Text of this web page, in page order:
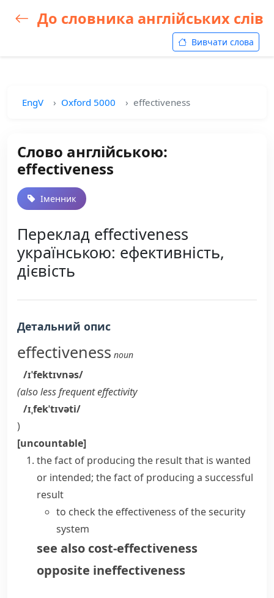
До словника англійських слів
Вивчати слова
EngV Oxford 5000 effectiveness
Слово англійською:
effectiveness
Іменник
Переклад effectiveness
українською: ефективність,
дієвість
Детальний опис
effectiveness noun
/ɪˈfektɪvnəs/
(alsoless frequenteffectivity
/ɪˌfekˈtɪvəti/
)
[uncountable]
the fact of producing the result that is wanted
or intended; the fact of producing a successful
result
to check the effectiveness of the security
system
see also cost-effectiveness
opposite ineffectiveness